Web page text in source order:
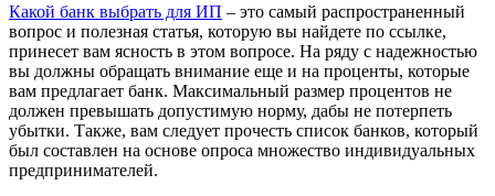
Какой банк выбрать для ИП – это самый распространенный
вопрос и полезная статья, которую вы найдете по ссылке,
принесет вам ясность в этом вопросе. На ряду с надежностью
вы должны обращать внимание еще и на проценты, которые
вам предлагает банк. Максимальный размер процентов не
должен превышать допустимую норму, дабы не потерпеть
убытки. Также, вам следует прочесть список банков, который
был составлен на основе опроса множество индивидуальных
предпринимателей.